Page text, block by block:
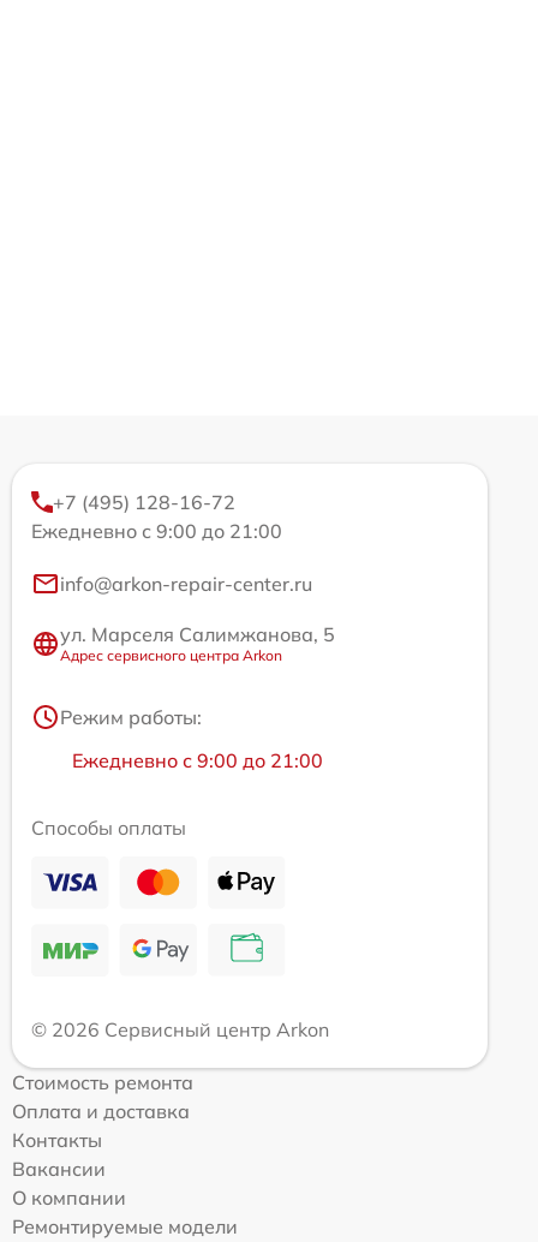
+7 (495) 128-16-72
Ежедневно с 9:00 до 21:00
info@arkon-repair-center.ru
ул. Марселя Салимжанова, 5
Адрес сервисного центра Arkon
Режим работы:
Ежедневно с 9:00 до 21:00
Способы оплаты
© 2026 Сервисный центр Arkon
Стоимость ремонта
Оплата и доставка
Контакты
Вакансии
О компании
Ремонтируемые модели